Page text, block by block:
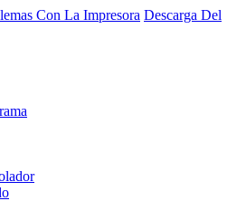
Con La Impresora Descarga Del